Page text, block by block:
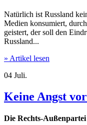
Natürlich ist Russland
Medien konsumiert,
geistert, der soll den
Russland...
» Artikel lesen
04 Juli.
Keine Angst
Die Rechts-